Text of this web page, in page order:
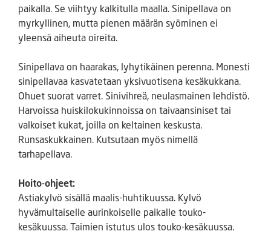
paikalla. Se viihtyy kalkitulla maalla. Sinipellava on
myrkyllinen, mutta pienen määrän syöminen ei
yleensä aiheuta oireita.
Sinipellava on haarakas, lyhytikäinen perenna. Monesti
sinipellavaa kasvatetaan yksivuotisena kesäkukkana.
Ohuet suorat varret. Sinivihreä, neulasmainen lehdistö.
Harvoissa huiskilokukinnoissa on taivaansiniset tai
valkoiset kukat, joilla on keltainen keskusta.
Runsaskukkainen. Kutsutaan myös nimellä
tarhapellava.
Hoito-ohjeet:
Astiakylvö sisällä maalis-huhtikuussa. Kylvö
hyvämultaiselle aurinkoiselle paikalle touko-
kesäkuussa. Taimien istutus ulos touko-kesäkuussa.